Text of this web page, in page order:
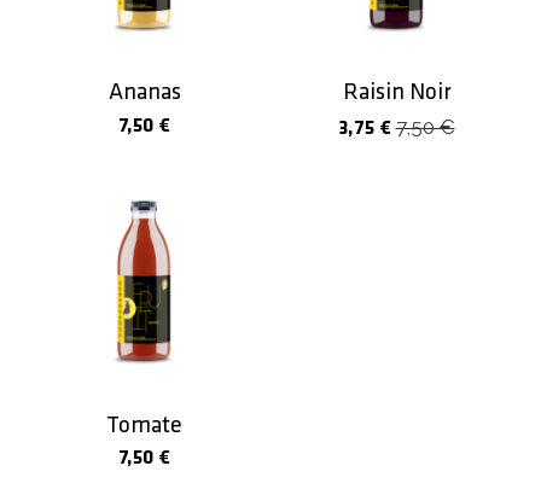
Ananas
7,50 €
Raisin Noir
3,75 € 7,50 €
Tomate
7,50 €